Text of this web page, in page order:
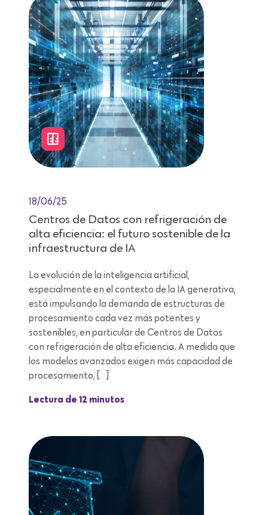
18/06/25
Centros de Datos con refrigeración de
alta eficiencia: el futuro sostenible de la
infraestructura de IA
La evolución de la inteligencia artificial,
especialmente en el contexto de la IA generativa,
está impulsando la demanda de estructuras de
procesamiento cada vez más potentes y
sostenibles, en particular de Centros de Datos
con refrigeración de alta eficiencia. A medida que
los modelos avanzados exigen más capacidad de
procesamiento, […]
Lectura de 12 minutos